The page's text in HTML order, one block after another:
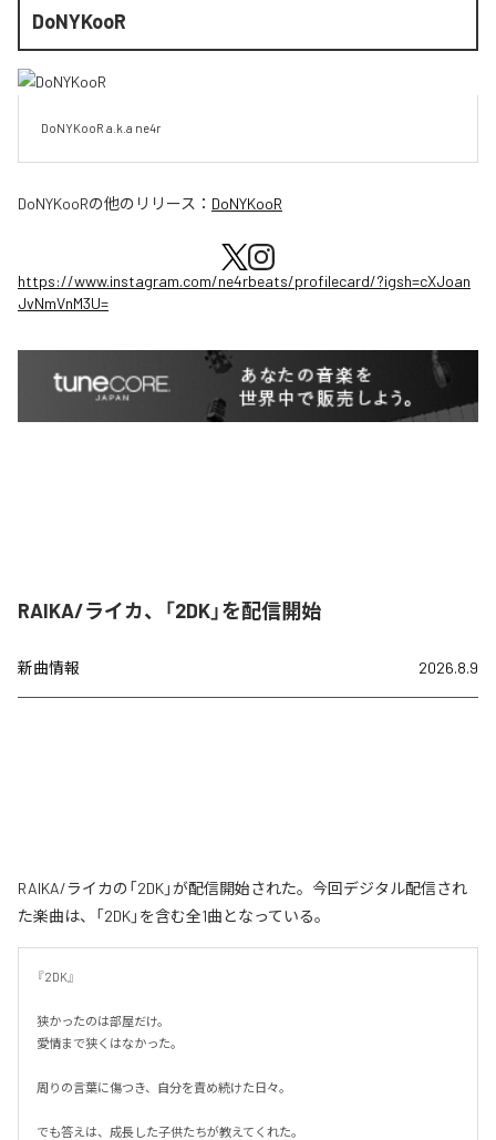
DoNYKooR
DoNYKooR a.k.a ne4r
DoNYKooRの他のリリース： DoNYKooR
https://www.instagram.com/ne4rbeats/profilecard/?igsh=cXJoan
JvNmVnM3U=
RAIKA/ライカ、「2DK」を配信開始
新曲情報 2026.8.9
RAIKA/ライカの「2DK」が配信開始された。今回デジタル配信され
た楽曲は、「2DK」を含む全1曲となっている。
『2DK』
狭かったのは部屋だけ。
愛情まで狭くはなかった。
周りの言葉に傷つき、自分を責め続けた日々。
でも答えは、成長した子供たちが教えてくれた。